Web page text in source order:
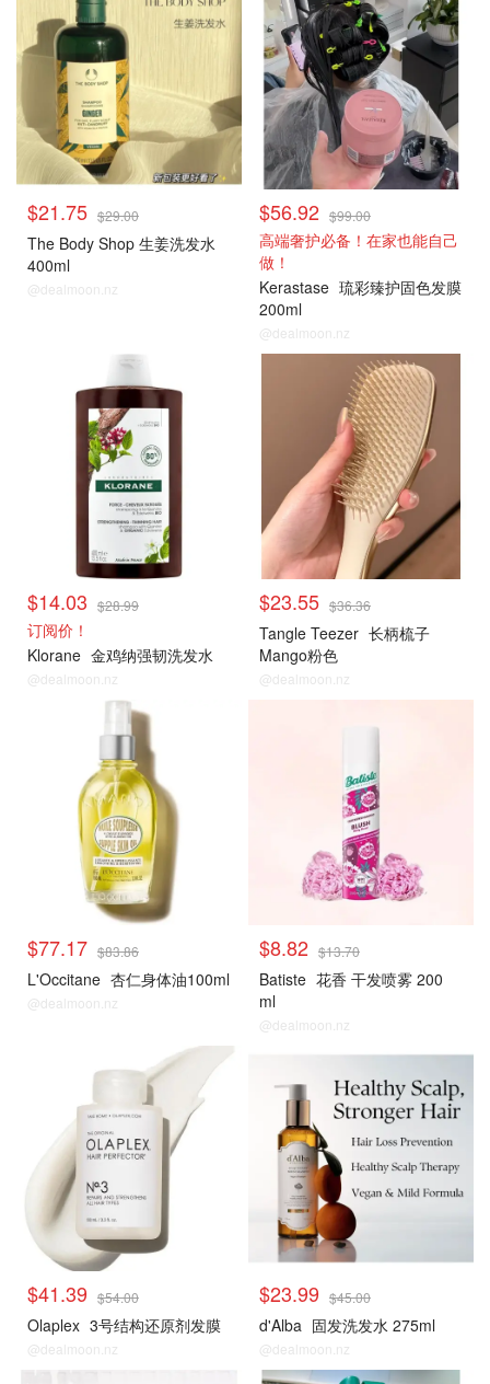
$21.75 $29.00
The Body Shop 生姜洗发水
400ml
@dealmoon.nz
$56.92 $99.00
高端奢护必备！在家也能自己
做！
Kerastase 琉彩臻护固色发膜
200ml
@dealmoon.nz
$14.03 $28.99
订阅价！
Klorane 金鸡纳强韧洗发水
@dealmoon.nz
$23.55 $36.36
Tangle Teezer 长柄梳子
Mango粉色
@dealmoon.nz
$77.17 $83.86
L'Occitane 杏仁身体油100ml
@dealmoon.nz
$8.82 $13.70
Batiste 花香 干发喷雾 200
ml
@dealmoon.nz
$41.39 $54.00
Olaplex 3号结构还原剂发膜
@dealmoon.nz
$23.99 $45.00
d'Alba 固发洗发水 275ml
@dealmoon.nz